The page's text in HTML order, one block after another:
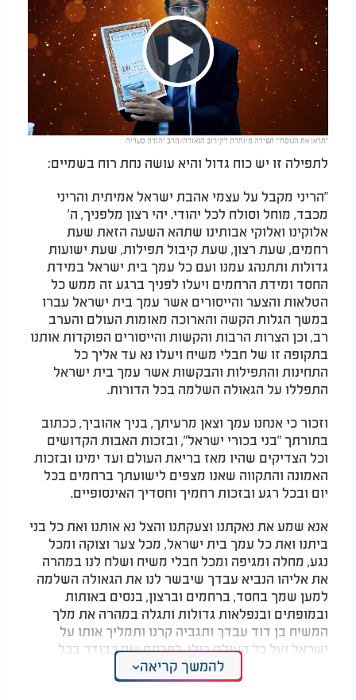
Play
Video
"תראו את הנוסח": תפילה מיוחדת לקירוב הגאולה/הרב יהודה סעדיה
לתפילה זו יש כוח גדול והיא עושה נחת רוח בשמיים:
"הריני מקבל על עצמי אהבת ישראל אמיתית והריני
מכבד, מוחל וסולח לכל יהודי. יהי רצון מלפניך, ה'
אלוקינו ואלוקי אבותינו שתהא השעה הזאת שעת
רחמים, שעת רצון, שעת קיבול תפילות, שעת ישועות
גדולות ותתנהג עמנו ועם כל עמך בית ישראל במידת
החסד ומידת הרחמים ויעלו לפניך ברגע זה ממש כל
הטלאות והצער והייסורים אשר עמך בית ישראל עברו
במשך הגלות הקשה והארוכה מאומות העולם והערב
רב, וכן הצרות הרבות והקשות והייסורים הפוקדות אותנו
בתקופה זו של חבלי משיח ויעלו נא עד אליך כל
התחינות והתפילות והבקשות אשר עמך בית ישראל
התפללו על הגאולה השלמה בכל הדורות.
וזכור כי אנחנו עמך וצאן מרעיתך, בניך אהוביך, ככתוב
בתורתך "בני בכורי ישראל", ובזכות האבות הקדושים
וכל הצדיקים שהיו מאז בריאת העולם ועד ימינו ובזכות
האמונה והתקווה שאנו מצפים לישועתך ברחמים בכל
יום ובכל רגע ובזכות רחמיך וחסדיך האינסופיים.
אנא שמע את נאקתנו וצעקתנו והצל נא אותנו ואת כל בני
ביתנו ואת כל עמך בית ישראל, מכל צער וצוקה ומכל
נגע, מחלה ומגיפה ומכל חבלי משיח ושלח לנו במהרה
את אליהו הנביא עבדך שיבשר לנו את הגאולה השלמה
למען שמך בחסד, ברחמים וברצון, בנסים באותות
ובמופתים ובנפלאות גדולות ותגלה במהרה את מלך
המשיח בן דוד עבדך ותגביה קרנו ותמליך אותו על
ישראל ועל כל העולם כולו, לפרסם שם כבודך בכל
רחבי תבל ותבנה את בית מקדשנו ותפארתנו בירושלים
עיר הקודש והחזר שכינתך לציון ותתגלה מלכותך על כל
להמשך קריאה